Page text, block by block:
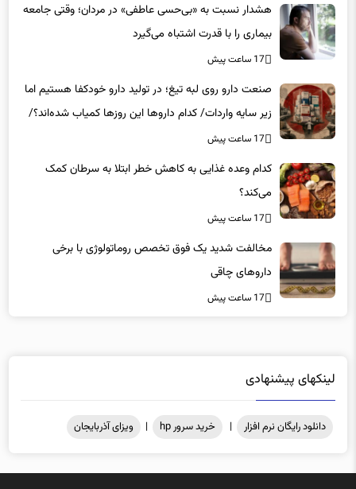
هشدار نسبت به «بی‌حسی عاطفی» در مردان؛ وقتی جامعه
بیماری را با قدرت اشتباه می‌گیرد
17 ساعت پیش
صنعت دارو روی لبه تیغ؛ در تولید دارو خودکفا هستیم اما
زیر سایه واردات/ کدام داروها این روزها کمیاب شده‌اند؟/
«کشور سه ماه ذخیره دارویی دارد»
17 ساعت پیش
کدام وعده غذایی به کاهش خطر ابتلا به سرطان کمک
می‌کند؟
17 ساعت پیش
مخالفت شدید یک فوق تخصص روماتولوژی با برخی
داروهای چاقی
17 ساعت پیش
لینکهای پیشنهادی
دانلود رایگان نرم افزار | خرید سرور hp | ویزای آذربایجان